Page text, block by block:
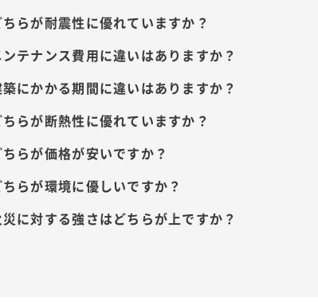
らが耐震性に優れていますか？
テナンス費用に違いはありますか？
にかかる期間に違いはありますか？
らが断熱性に優れていますか？
らが価格が安いですか？
らが環境に優しいですか？
に対する強さはどちらが上ですか？